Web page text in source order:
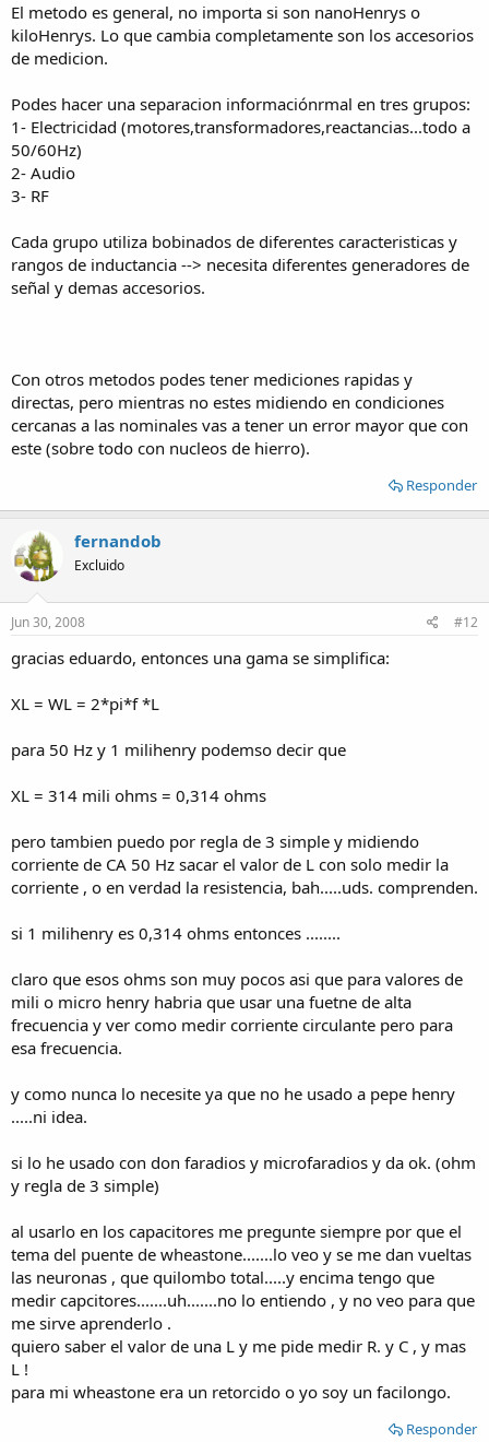
El metodo es general, no importa si son nanoHenrys o
kiloHenrys. Lo que cambia completamente son los accesorios
de medicion.
Podes hacer una separacion informaciónrmal en tres grupos:
1- Electricidad (motores,transformadores,reactancias...todo a
50/60Hz)
2- Audio
3- RF
Cada grupo utiliza bobinados de diferentes caracteristicas y
rangos de inductancia --> necesita diferentes generadores de
señal y demas accesorios.
Con otros metodos podes tener mediciones rapidas y
directas, pero mientras no estes midiendo en condiciones
cercanas a las nominales vas a tener un error mayor que con
este (sobre todo con nucleos de hierro).
Responder
fernandob
Excluido
Jun 30, 2008 #12
gracias eduardo, entonces una gama se simplifica:
XL = WL = 2*pi*f *L
para 50 Hz y 1 milihenry podemso decir que
XL = 314 mili ohms = 0,314 ohms
pero tambien puedo por regla de 3 simple y midiendo
corriente de CA 50 Hz sacar el valor de L con solo medir la
corriente , o en verdad la resistencia, bah.....uds. comprenden.
si 1 milihenry es 0,314 ohms entonces ........
claro que esos ohms son muy pocos asi que para valores de
mili o micro henry habria que usar una fuetne de alta
frecuencia y ver como medir corriente circulante pero para
esa frecuencia.
y como nunca lo necesite ya que no he usado a pepe henry
.....ni idea.
si lo he usado con don faradios y microfaradios y da ok. (ohm
y regla de 3 simple)
al usarlo en los capacitores me pregunte siempre por que el
tema del puente de wheastone.......lo veo y se me dan vueltas
las neuronas , que quilombo total.....y encima tengo que
medir capcitores.......uh.......no lo entiendo , y no veo para que
me sirve aprenderlo .
quiero saber el valor de una L y me pide medir R. y C , y mas
L !
para mi wheastone era un retorcido o yo soy un facilongo.
Responder